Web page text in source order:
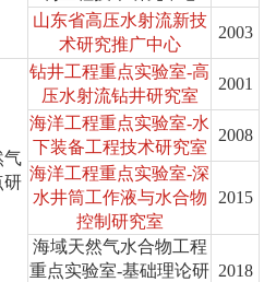
山东省高压水射流新技
术研究推广中心
2003
气
研
钻井工程重点实验室-高
压水射流钻井研究室
2001
海洋工程重点实验室-水
下装备工程技术研究室
2008
海洋工程重点实验室-深
水井筒工作液与水合物
控制研究室
2015
海域天然气水合物工程
重点实验室-基础理论研 2018